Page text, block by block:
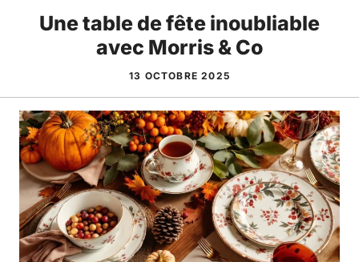
Une table de fête inoubliable
avec Morris & Co
13 OCTOBRE 2025